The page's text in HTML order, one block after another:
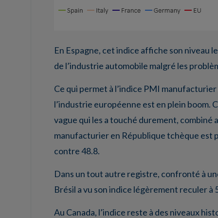
En Espagne, cet indice affiche son niveau
de l’industrie automobile malgré les
Ce qui permet à l’indice PMI
l’industrie européenne est en plein boom.
vague qui les a touché durement, combiné
manufacturier en République tchèque est
contre 48.8.
Dans un tout autre registre, confronté à
Brésil a vu son indice légèrement reculer à
Au Canada, l’indice reste à des niveaux